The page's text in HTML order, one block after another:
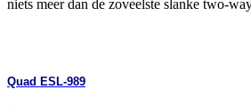
niets meer dan de zoveelste slanke two-
Quad ESL-989